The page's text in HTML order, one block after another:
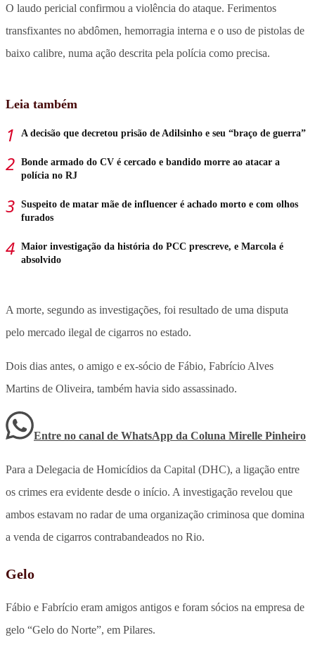
O laudo pericial confirmou a violência do ataque. Ferimentos
transfixantes no abdômen, hemorragia interna e o uso de pistolas de
baixo calibre, numa ação descrita pela polícia como precisa.
Leia também
A decisão que decretou prisão de Adilsinho e seu “braço de guerra”
Bonde armado do CV é cercado e bandido morre ao atacar a
polícia no RJ
Suspeito de matar mãe de influencer é achado morto e com olhos
furados
Maior investigação da história do PCC prescreve, e Marcola é
absolvido
A morte, segundo as investigações, foi resultado de uma disputa
pelo mercado ilegal de cigarros no estado.
Dois dias antes, o amigo e ex-sócio de Fábio, Fabrício Alves
Martins de Oliveira, também havia sido assassinado.
Entre no canal de WhatsApp da Coluna Mirelle Pinheiro
Para a Delegacia de Homicídios da Capital (DHC), a ligação entre
os crimes era evidente desde o início. A investigação revelou que
ambos estavam no radar de uma organização criminosa que domina
a venda de cigarros contrabandeados no Rio.
Gelo
Fábio e Fabrício eram amigos antigos e foram sócios na empresa de
gelo “Gelo do Norte”, em Pilares.